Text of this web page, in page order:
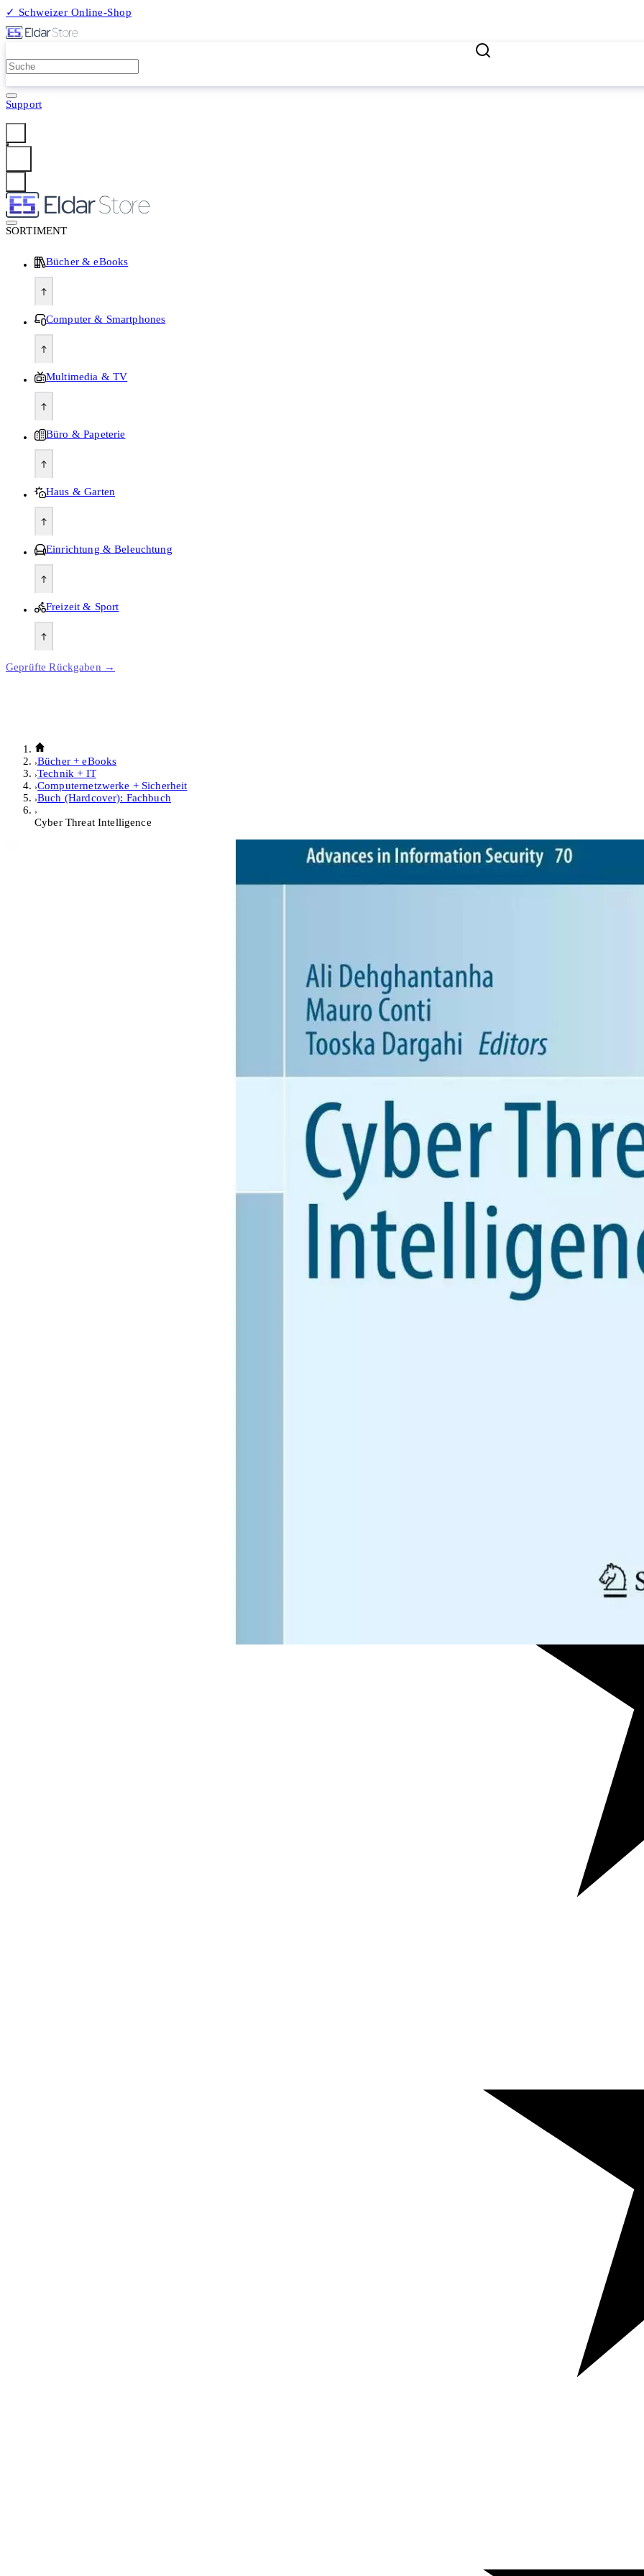
✓ Schweizer Online-Shop
Support
SORTIMENT
Bücher & eBooks
Computer & Smartphones
Multimedia & TV
Büro & Papeterie
Haus & Garten
Einrichtung & Beleuchtung
Freizeit & Sport
Geprüfte Rückgaben →
Bücher + eBooks
Technik + IT
Computernetzwerke + Sicherheit
Buch (Hardcover): Fachbuch
Cyber Threat Intelligence
Erhältlich:
Nicht auf Lager
Buch (Hardcover): Fachbuch